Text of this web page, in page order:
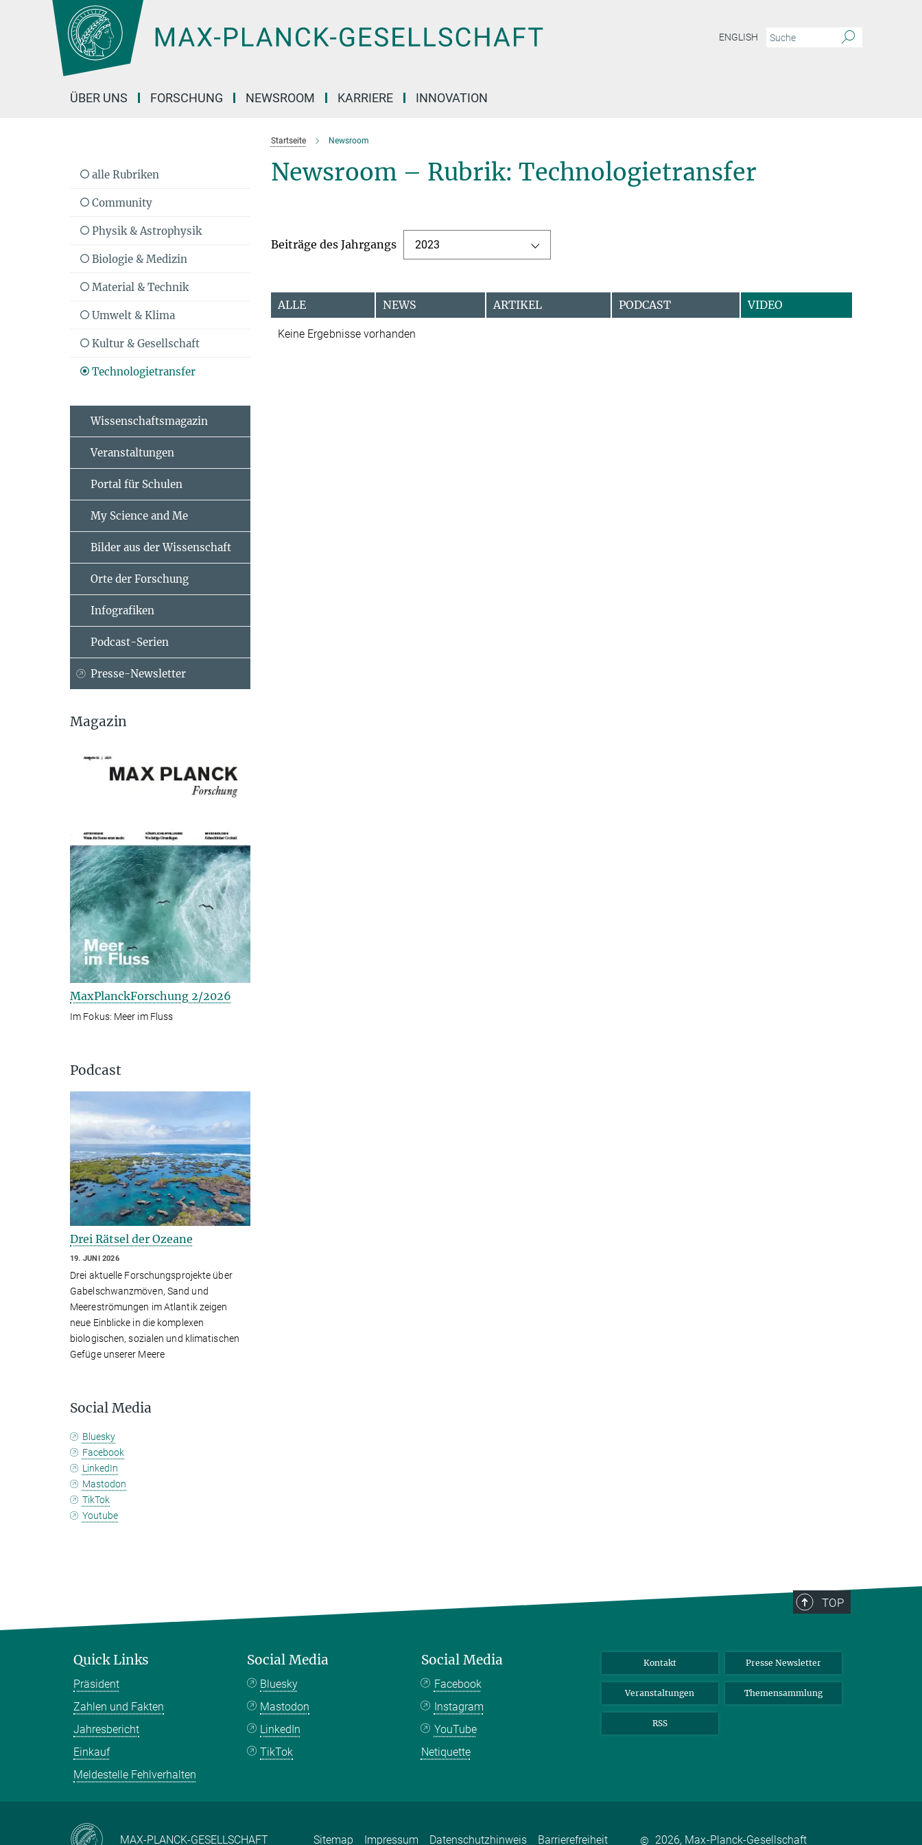
Hauptinhalt
ENGLISH
ÜBER UNS FORSCHUNG NEWSROOM KARRIERE INNOVATION
Startseite Newsroom
Newsroom – Rubrik: Technologietransfer
Beiträge des Jahrgangs 2023
ALLE NEWS ARTIKEL PODCAST VIDEO
Keine Ergebnisse vorhanden
alle Rubriken
Community
Physik & Astrophysik
Biologie & Medizin
Material & Technik
Umwelt & Klima
Kultur & Gesellschaft
Technologietransfer
Wissenschaftsmagazin
Veranstaltungen
Portal für Schulen
My Science and Me
Bilder aus der Wissenschaft
Orte der Forschung
Infografiken
Podcast-Serien
Presse-Newsletter
Magazin
MaxPlanckForschung 2/2026
Im Fokus: Meer im Fluss
Podcast
Drei Rätsel der Ozeane
19. JUNI 2026
Drei aktuelle Forschungsprojekte über
Gabelschwanzmöven, Sand und
Meereströmungen im Atlantik zeigen
neue Einblicke in die komplexen
biologischen, sozialen und klimatischen
Gefüge unserer Meere
Social Media
Bluesky
Facebook
LinkedIn
Mastodon
TikTok
Youtube
TOP
Quick Links
Präsident
Zahlen und Fakten
Jahresbericht
Einkauf
Meldestelle Fehlverhalten
Social Media
Bluesky
Mastodon
LinkedIn
TikTok
Social Media
Facebook
Instagram
YouTube
Netiquette
Kontakt Presse Newsletter
Veranstaltungen Themensammlung
RSS
MAX-PLANCK-GESELLSCHAFT Sitemap Impressum Datenschutzhinweis Barrierefreiheit © 2026, Max-Planck-Gesellschaft